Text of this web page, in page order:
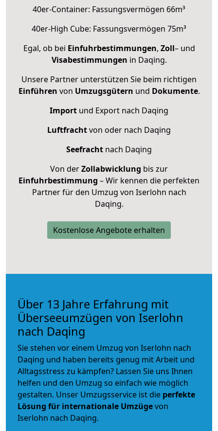
40er-Container: Fassungsvermögen 66m³
40er-High Cube: Fassungsvermögen 75m³
Egal, ob bei Einfuhrbestimmungen, Zoll– und
Visabestimmungen in Daqing.
Unsere Partner unterstützen Sie beim richtigen
Einführen von Umzugsgütern und Dokumente.
Import und Export nach Daqing
Luftfrachtvon oder nach Daqing
Seefracht nach Daqing
Von derZollabwicklung bis zur
Einfuhrbestimmung – Wir kennen die perfekten
Partner für den Umzug von Iserlohn nach
Daqing.
Kostenlose Angebote erhalten
Über 13 Jahre Erfahrung mit
Überseeumzügen von Iserlohn
nach Daqing
Sie stehen vor einem Umzug von Iserlohn nach
Daqing und haben bereits genug mit Arbeit und
Alltagsstress zu kämpfen? Lassen Sie uns Ihnen
helfen und den Umzug so einfach wie möglich
gestalten. Unser Umzugsservice ist die perfekte
Lösung für internationale Umzügevon
Iserlohn nach Daqing.